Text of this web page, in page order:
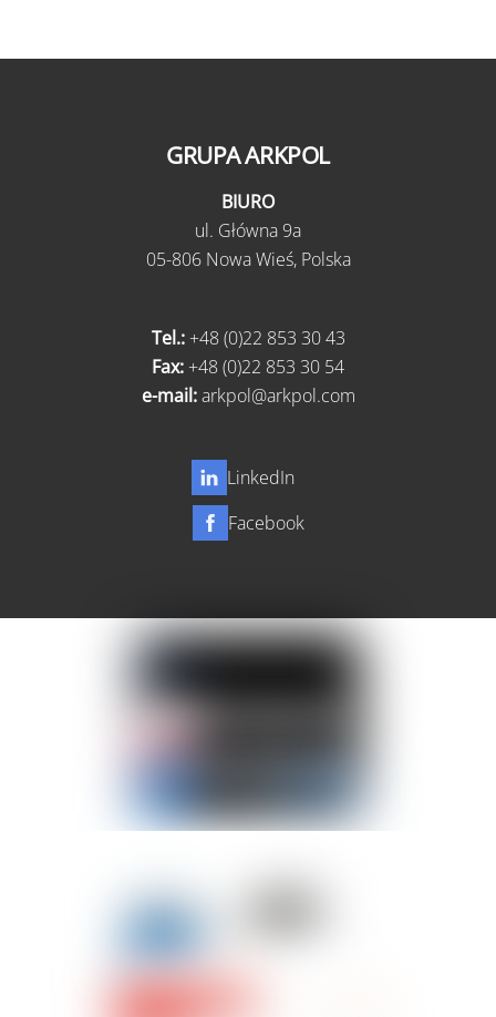
GRUPA ARKPOL
BIURO
ul. Główna 9a
05-806 Nowa Wieś, Polska
Tel.:+48 (0)22 853 30 43
Fax: +48 (0)22 853 30 54
e-mail:arkpol@arkpol.com
LinkedIn
Facebook